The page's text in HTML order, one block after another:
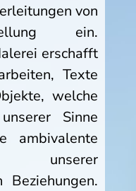
von
ein.
erschafft
Texte
welche
Sinne
ambivalente
unserer
Beziehungen.